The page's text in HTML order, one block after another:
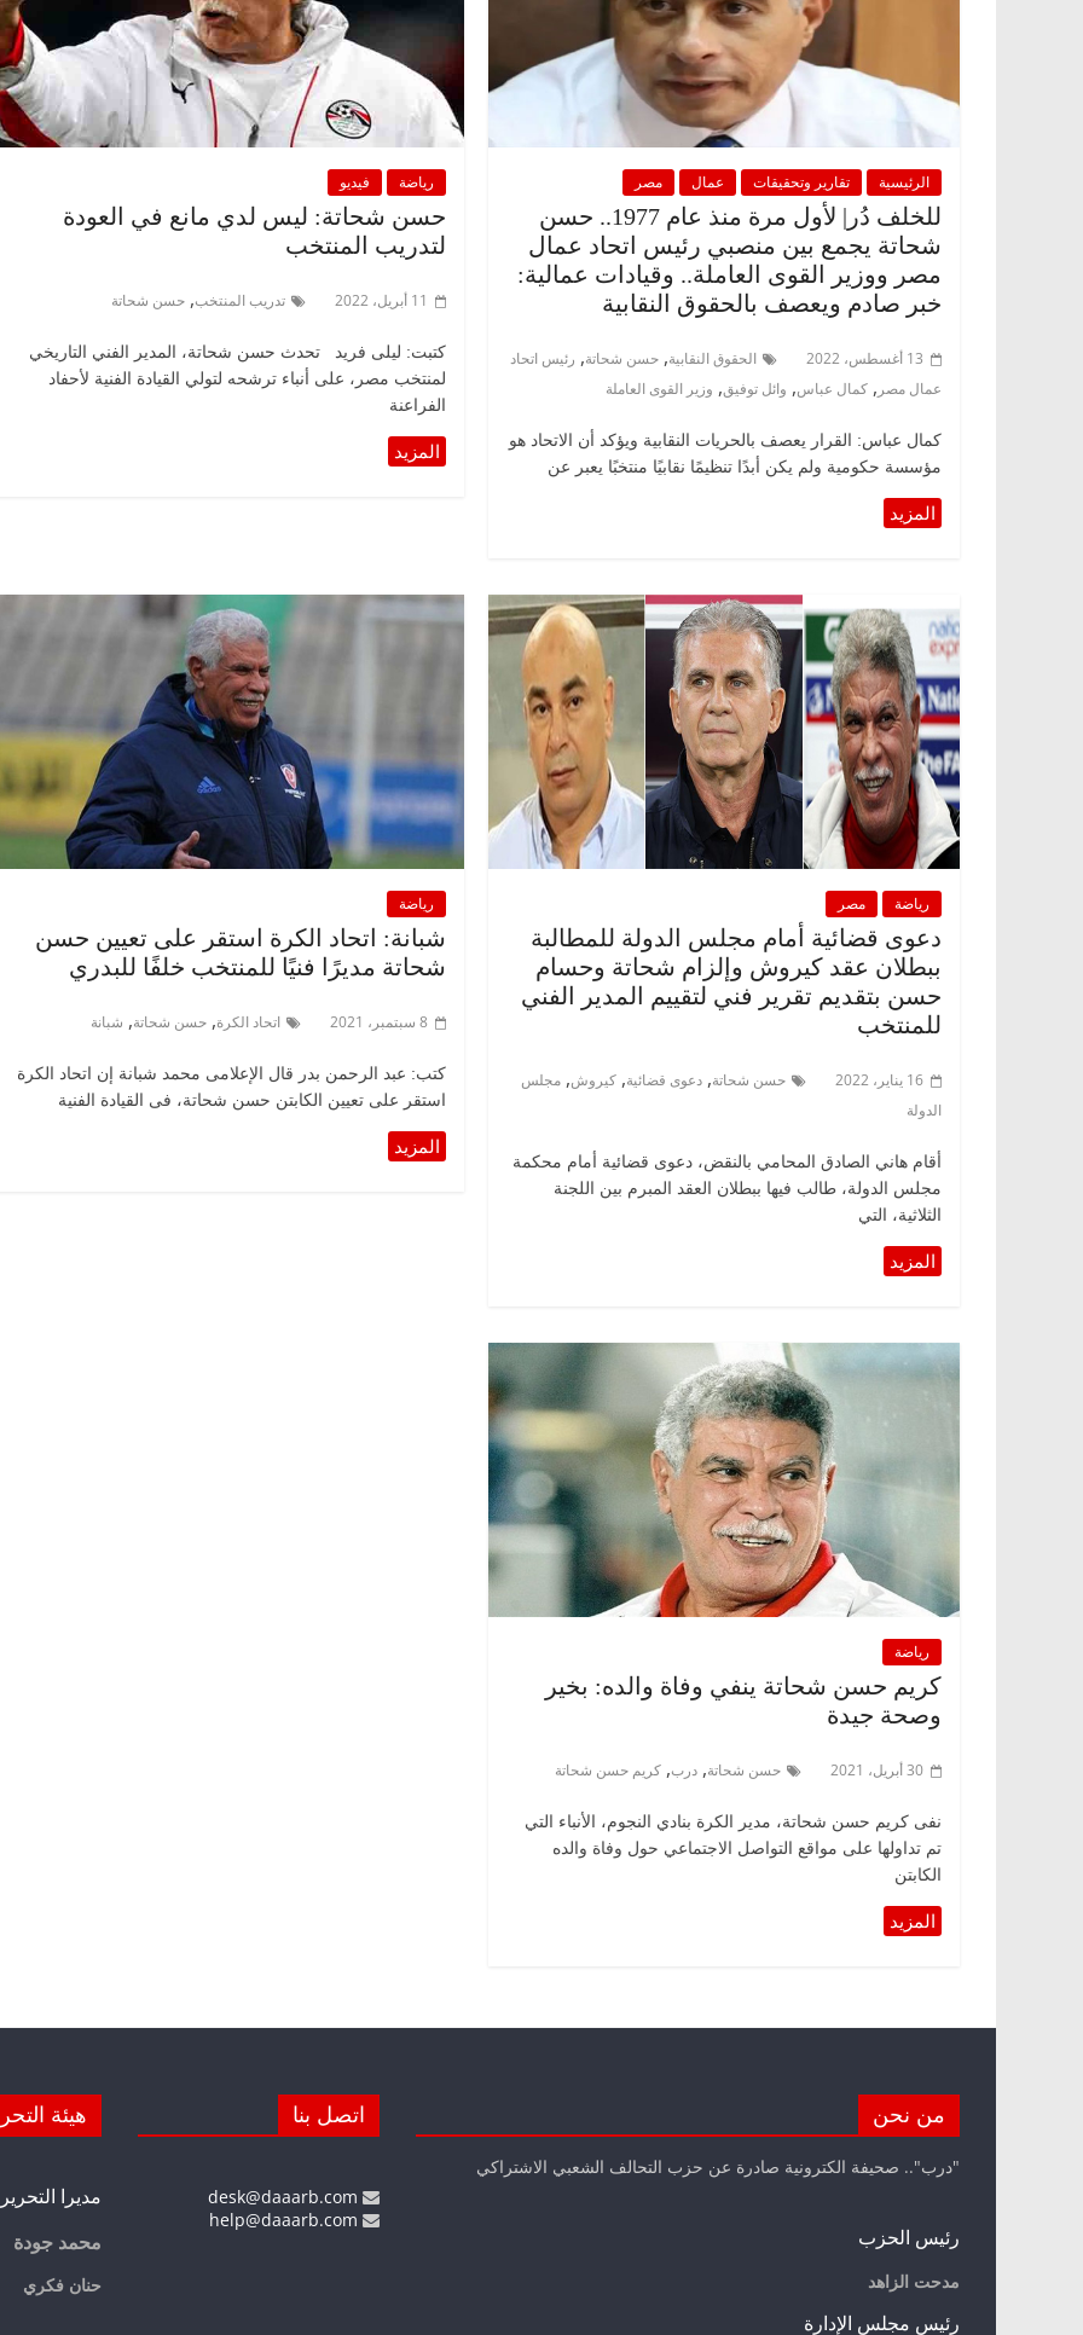
الرئيسية تقارير وتحقيقات عمال مصر
للخلف دُر| لأول مرة منذ عام 1977.. حسن
شحاتة يجمع بين منصبي رئيس اتحاد عمال
مصر ووزير القوى العاملة.. وقيادات عمالية:
خبر صادم ويعصف بالحقوق النقابية
13 أغسطس، 2022 الحقوق النقابية, حسن شحاتة, رئيس اتحاد
عمال مصر , كمال عباس, وائل توفيق, وزير القوى العاملة
كمال عباس: القرار يعصف بالحريات النقابية ويؤكد أن الاتحاد هو
مؤسسة حكومية ولم يكن أبدًا تنظيمًا نقابيًا منتخبًا يعبر عن
رياضة فيديو
حسن شحاتة: ليس لدي مانع في العودة
لتدريب المنتخب
11 أبريل، 2022 تدريب المنتخب,حسن شحاتة
كتبت: ليلى فريد تحدث حسن شحاتة، المدير الفني التاريخي
لمنتخب مصر، على أنباء ترشحه لتولي القيادة الفنية لأحفاد
الفراعنة
رياضة مصر
دعوى قضائية أمام مجلس الدولة للمطالبة
ببطلان عقد كيروش وإلزام شحاتة وحسام
حسن بتقديم تقرير فني لتقييم المدير الفني
للمنتخب
16 يناير، 2022 حسن شحاتة, دعوى قضائية, كيروش, مجلس
الدولة
أقام هاني الصادق المحامي بالنقض، دعوى قضائية أمام محكمة
مجلس الدولة، طالب فيها ببطلان العقد المبرم بين اللجنة
الثلاثية، التي
رياضة
شبانة: اتحاد الكرة استقر على تعيين حسن
شحاتة مديرًا فنيًا للمنتخب خلفًا للبدري
8 سبتمبر، 2021 اتحاد الكرة,حسن شحاتة, شبانة
كتب: عبد الرحمن بدر قال الإعلامى محمد شبانة إن اتحاد الكرة
استقر على تعيين الكابتن حسن شحاتة، فى القيادة الفنية
رياضة
كريم حسن شحاتة ينفي وفاة والده: بخير
وصحة جيدة
30 أبريل، 2021 حسن شحاتة, درب, كريم حسن شحاتة
نفى كريم حسن شحاتة، مدير الكرة بنادي النجوم، الأنباء التي
تم تداولها على مواقع التواصل الاجتماعي حول وفاة والده
الكابتن
21 فبراير، 2026 26 يناير، 2026
من نحن
"درب".. صحيفة الكترونية صادرة عن حزب التحالف الشعبي الاشتراكي
رئيس الحزب
مدحت الزاهد
رئيس مجلس الإدارة
اتصل بنا هيئة
مديرا التحرير
محمد جودة
حنان فكري